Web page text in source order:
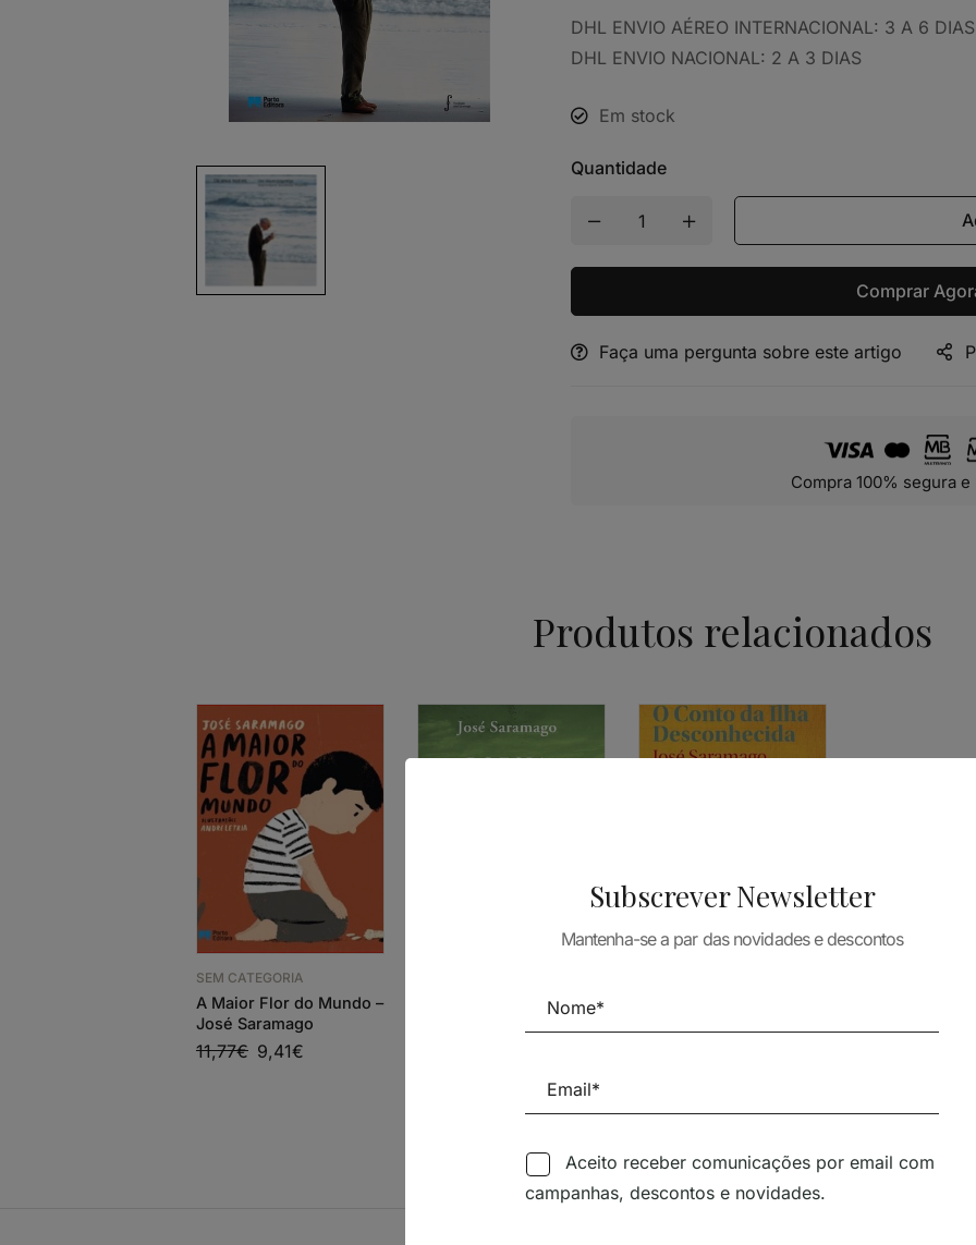
DHL ENVIO AÉREO INTERNACIONAL: 3 A 6 DIAS
DHL ENVIO NACIONAL: 2 A 3 DIAS
Em stock
Quantidade
Comprar
Alternative:
Faça uma pergunta sobre este artigo
Compra 100% segura
Produtos relacionados
SEM CATEGORIA
A Maior Flor do Mundo –
José Saramago
11,77€ 9,41€
José Saramago – Poesia
Subscrever Newsletter
Mantenha-se a par das novidades e descontos
Aceito receber comunicações por email com
campanhas, descontos e novidades.